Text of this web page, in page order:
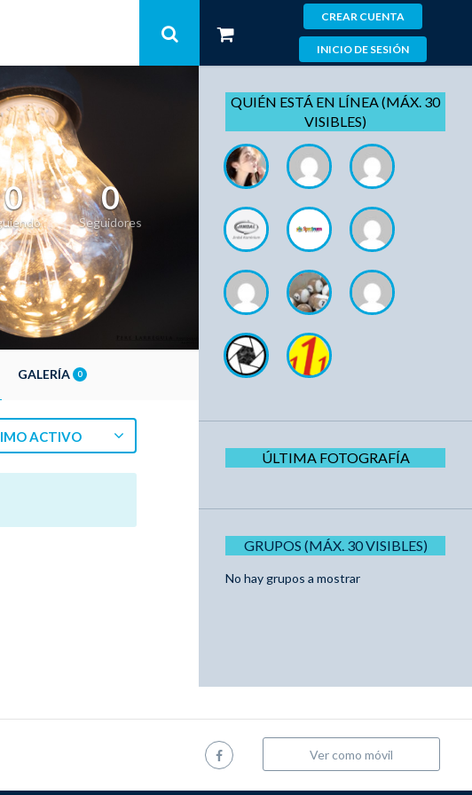
CREAR CUENTA
INICIO DE SESIÓN
0 0
Seguidores
GALERÍA 0
ACTIVO
QUIÉN ESTÁ EN LÍNEA (MÁX. 30
VISIBLES)
ÚLTIMA FOTOGRAFÍA
GRUPOS (MÁX. 30 VISIBLES)
No hay grupos a mostrar